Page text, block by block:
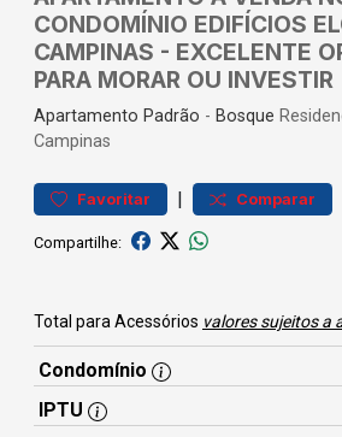
CONDOMÍNIO EDIFÍCIOS
CAMPINAS - EXCELENTE
PARA MORAR OU INVESTIR
Apartamento Padrão - Bosque
Campinas
Favoritar | Comparar
Compartilhe:
Total para Acessórios valores sujeitos a
Condomínio
IPTU